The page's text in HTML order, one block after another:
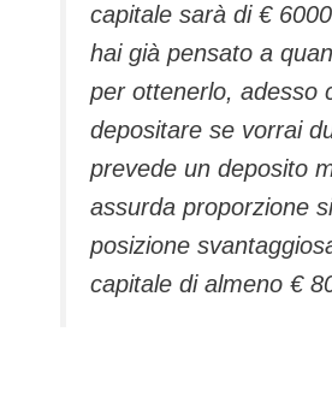
capitale sarà di €
hai già pensato a
per ottenerlo, adesso
depositare se vorrai
prevede un deposito
assurda proporzione
posizione
capitale di almeno €